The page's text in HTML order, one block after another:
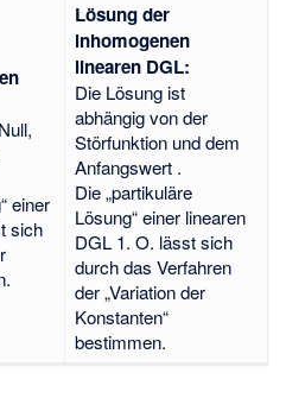
einer
sich
Lösung der
inhomogenen
linearen DGL:
Die Lösung ist
abhängig von der
Störfunktion und dem
Anfangswert .
Die „partikuläre
Lösung“ einer linearen
DGL 1. O. lässt sich
durch das Verfahren
der „Variation der
Konstanten“
bestimmen.